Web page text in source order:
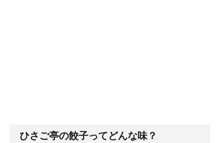
ひさご亭の餃子ってどんな味？